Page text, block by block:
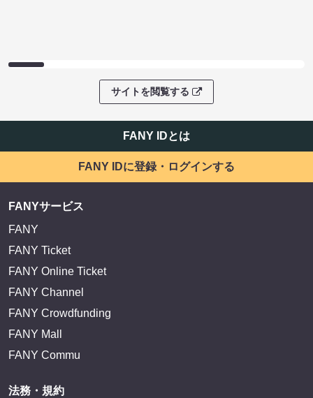
サイトを閲覧する
FANY IDとは
FANY IDに登録・ログインする
FANYサービス
FANY
FANY Ticket
FANY Online Ticket
FANY Channel
FANY Crowdfunding
FANY Mall
FANY Commu
法務・規約